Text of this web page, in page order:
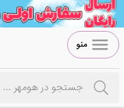
منو